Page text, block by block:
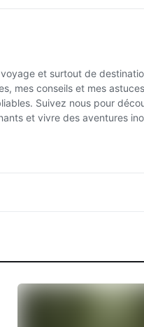
et surtout de
mes conseils et mes
Suivez nous pour
et vivre des aventures